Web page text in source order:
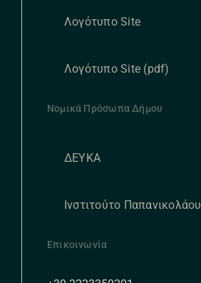
Λογότυπο Site
Λογότυπο Site (pdf)
Νομικά Πρόσωπα Δήμου
ΔΕΥΚΑ
Ινστιτούτο Παπανικολάου
Επικοινωνία